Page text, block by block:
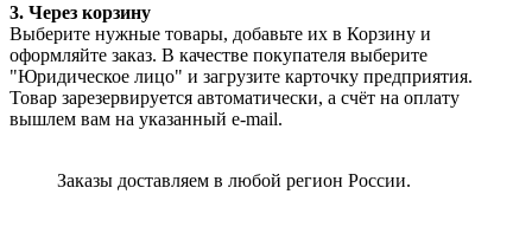
3. Через корзину
Выберите нужные товары, добавьте их в Корзину и
оформляйте заказ. В качестве покупателя выберите
"Юридическое лицо" и загрузите карточку предприятия.
Товар зарезервируется автоматически, а счёт на оплату
вышлем вам на указанный e-mail.
Заказы доставляем в любой регион России.